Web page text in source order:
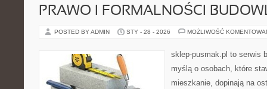
PRAWO I FORMALNOŚCI
POSTED BY ADMIN STY - 28 - 2026 MOŻLIWOŚĆ
sklep-pusmak.pl to serwis
myślą o osobach, które
mieszkanie, dopinają na